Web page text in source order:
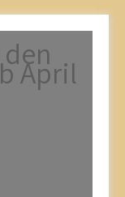
April